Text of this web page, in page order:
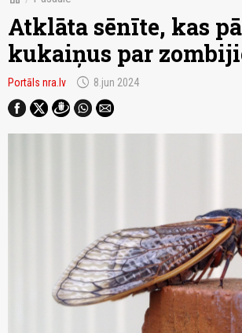
Atklāta sēnīte, kas
kukaiņus par
Portāls nra.lv schedule 8.jun 2024